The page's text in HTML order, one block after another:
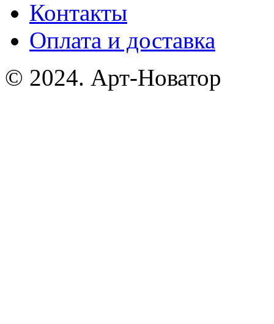
Контакты
Оплата и доставка
© 2024. Арт-Новатор